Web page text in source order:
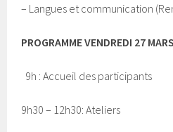
– Langues et communication
PROGRAMME VENDREDI 27 MARS
9h : Accueil des participants
9h30 – 12h30: Ateliers